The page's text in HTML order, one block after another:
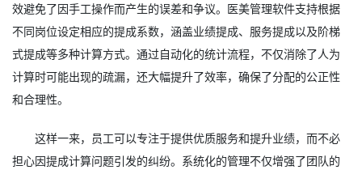
效避免了因手工操作而产生的误差和争议。医美管理软件支持根据
不同岗位设定相应的提成系数，涵盖业绩提成、服务提成以及阶梯
式提成等多种计算方式。通过自动化的统计流程，不仅消除了人为
计算时可能出现的疏漏，还大幅提升了效率，确保了分配的公正性
和合理性。
这样一来，员工可以专注于提供优质服务和提升业绩，而不必
担心因提成计算问题引发的纠纷。系统化的管理不仅增强了团队的